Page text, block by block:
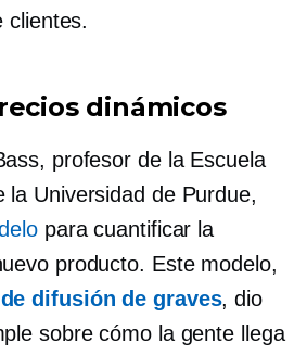
clientes.
dinámicos
profesor de la Escuela
la Universidad de Purdue,
para cuantificar la
producto. Este modelo,
difusión de graves, dio
sobre cómo la gente llega